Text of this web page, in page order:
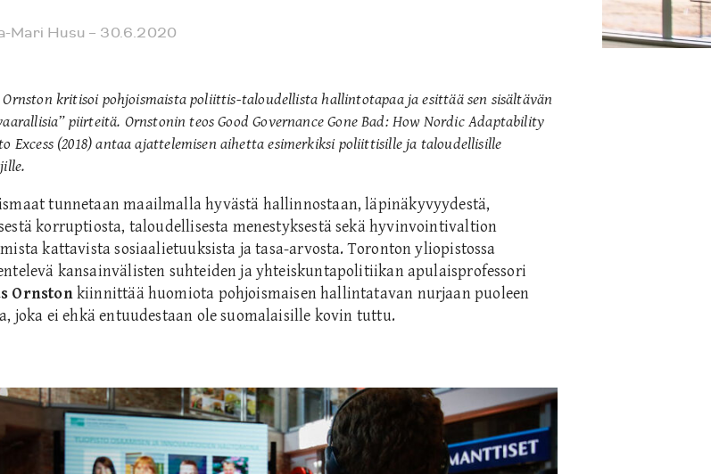
Mari Husu– 30.6.2020
Ornston kritisoi pohjoismaista poliittis-taloudellista hallintotapaa ja esittää sen sisältävän
piirteitä. Ornstonin teos Good Governance Gone Bad: How Nordic Adaptability
Excess (2018) antaa ajattelemisen aihetta esimerkiksi poliittisille ja taloudellisille
tunnetaan maailmalla hyvästä hallinnostaan, läpinäkyvyydestä,
korruptiosta, taloudellisesta menestyksestä sekä hyvinvointivaltion
kattavista sosiaalietuuksista ja tasa-arvosta. Toronton yliopistossa
kansainvälisten suhteiden ja yhteiskuntapolitiikan apulaisprofessori
Ornstonkiinnittää huomiota pohjoismaisen hallintatavan nurjaan puoleen
joka ei ehkä entuudestaan ole suomalaisille kovin tuttu.